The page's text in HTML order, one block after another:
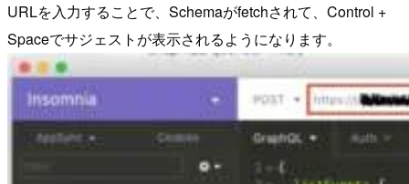
URLを入力することで、Schemaがfetchされて、Control +
Spaceでサジェストが表示されるようになります。